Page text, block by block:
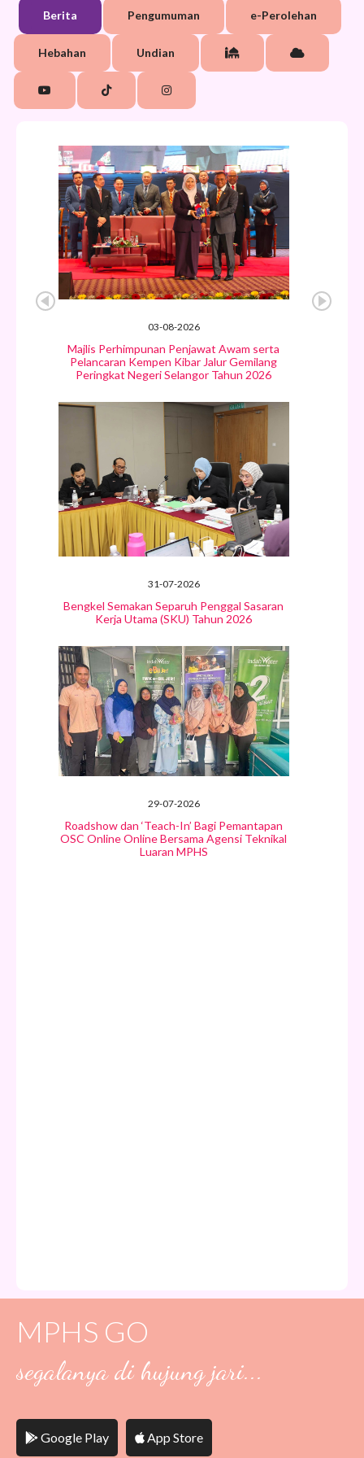
Berita Pengumuman e-Perolehan
Hebahan Undian
03-08-2026
Majlis Perhimpunan Penjawat Awam serta
Pelancaran Kempen Kibar Jalur Gemilang
Peringkat Negeri Selangor Tahun 2026
31-07-2026
Bengkel Semakan Separuh Penggal Sasaran
Kerja Utama (SKU) Tahun 2026
29-07-2026
Roadshow dan ‘Teach-In’ Bagi Pemantapan
OSC Online Online Bersama Agensi Teknikal
Luaran MPHS
MPHS GO
segalanya di hujung jari...
Google Play App Store